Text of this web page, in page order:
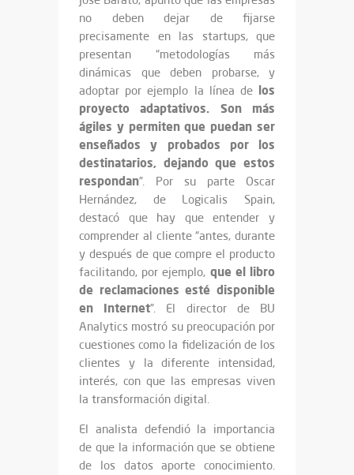
no deben dejar de fijarse
precisamente en las startups, que
presentan “metodologías más
dinámicas que deben probarse, y
adoptar por ejemplo la línea de los
proyecto adaptativos. Son más
ágiles y permiten que puedan ser
enseñados y probados por los
destinatarios, dejando que estos
respondan”. Por su parte Oscar
Hernández, de Logicalis Spain,
destacó que hay que entender y
comprender al cliente “antes, durante
y después de que compre el producto
facilitando, por ejemplo, que el libro
de reclamaciones esté disponible
en Internet”. El director de BU
Analytics mostró su preocupación por
cuestiones como la fidelización de los
clientes y la diferente intensidad,
interés, con que las empresas viven
la transformación digital.
El analista defendió la importancia
de que la información que se obtiene
de los datos aporte conocimiento.